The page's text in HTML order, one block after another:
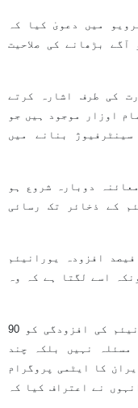
میں دعویٰ کیا کہ
بڑھانے کی صلاحیت
کی طرف اشارہ کرتے
اوزار موجود ہیں جو
بنانے میں
دوبارہ شروع ہو
کے ذخائر تک رسائی
گروسی نے دعویٰ کیا کہ ایران اپنے 60 فیصد افزودہ یورانیئم
اسے لگتا ہے کہ وہ
انہوں نے مزید کہا کہ ایران کے یورانیئم کی افزودگی کو 90
نہیں بلکہ چند
کا ایٹمی پروگرام
نے اعتراف کیا کہ